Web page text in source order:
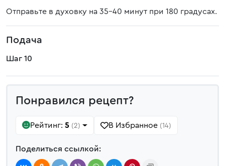
Отправьте в духовку на 35-40 минут при 180 градусах.
Подача
Шаг 10
Понравился рецепт?
Рейтинг: 5 (2) В Избранное (14)
Поделиться ссылкой: